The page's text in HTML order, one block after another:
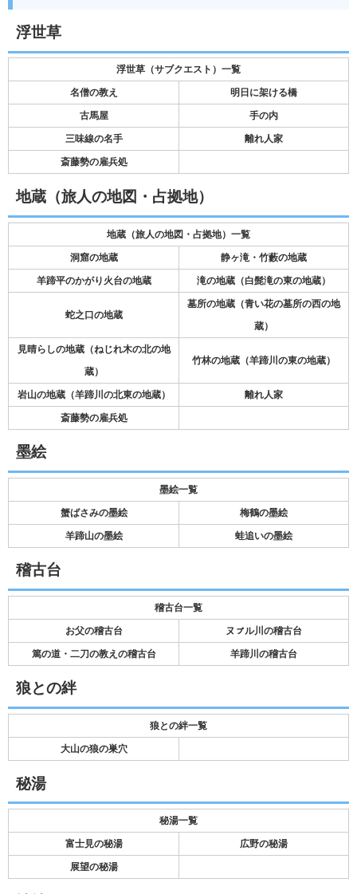
浮世草
浮世草（サブクエスト）一覧
名僧の教え 明日に架ける橋
古馬屋 手の内
三味線の名手 離れ人家
斎藤勢の雇兵処
地蔵（旅人の地図・占拠地）
地蔵（旅人の地図・占拠地）一覧
洞窟の地蔵 静ヶ滝・竹藪の地蔵
羊蹄平のかがり火台の地蔵 滝の地蔵（白髭滝の東の地蔵）
蛇之口の地蔵
墓所の地蔵（青い花の墓所の西の地
蔵）
見晴らしの地蔵（ねじれ木の北の地
蔵）
竹林の地蔵（羊蹄川の東の地蔵）
岩山の地蔵（羊蹄川の北東の地蔵） 離れ人家
斎藤勢の雇兵処
墨絵
墨絵一覧
蟹ばさみの墨絵 梅鶴の墨絵
羊蹄山の墨絵 蛙追いの墨絵
稽古台
稽古台一覧
お父の稽古台 ヌㇷ゚ル川の稽古台
篤の道・二刀の教えの稽古台 羊蹄川の稽古台
狼との絆
狼との絆一覧
大山の狼の巣穴
秘湯
秘湯一覧
富士見の秘湯 広野の秘湯
展望の秘湯